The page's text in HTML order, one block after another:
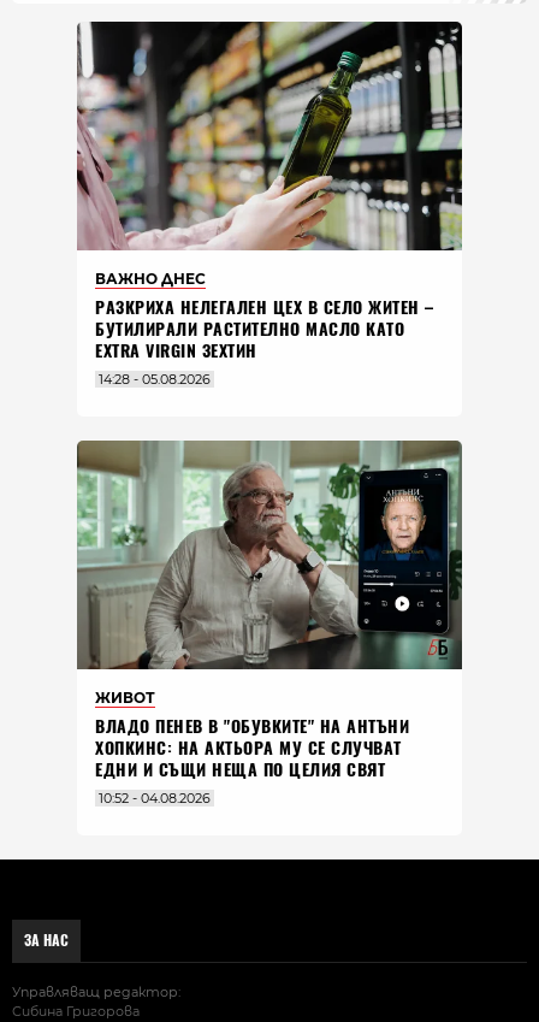
ВАЖНО ДНЕС
РАЗКРИХА НЕЛЕГАЛЕН ЦЕХ В СЕЛО ЖИТЕН –
БУТИЛИРАЛИ РАСТИТЕЛНО МАСЛО КАТО
EXTRA VIRGIN ЗЕХТИН
14:28 - 05.08.2026
ЖИВОТ
ВЛАДO ПЕНЕВ В "ОБУВКИТЕ" НА АНТЪНИ
ХОПКИНС: НА АКТЬОРА МУ СЕ СЛУЧВАТ
ЕДНИ И СЪЩИ НЕЩА ПО ЦЕЛИЯ СВЯТ
10:52 - 04.08.2026
ЗА НАС
Управляващ редактор:
Сибина Григорова